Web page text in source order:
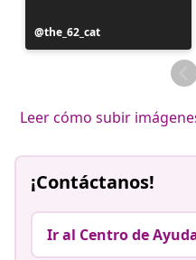
Publicación
realizada
the_62_cat
Leer cómo subir
¡Contáctanos!
Ir al Centro de